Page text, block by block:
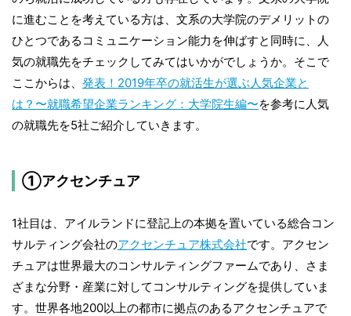
に進むことを考えている方は、文系の大学院のデメリットの
ひとつであるコミュニケーション能力を伸ばすと同時に、人
気の就職先をチェックしてみてはいかがでしょうか。そこで
ここからは、 発表！2019年卒の就活生が選ぶ人気企業と
は？〜就職希望企業ランキング：大学院生編〜を参考に人気
の就職先を5社ご紹介していきます。
①アクセンチュア
1社目は、アイルランドに登記上の本拠を置いている総合コン
サルティング会社のアクセンチュア株式会社です。アクセン
チュアは世界最大のコンサルティングファームであり、さま
ざまな分野・産業に対してコンサルティングを提供していま
す。世界各地200以上の都市に拠点のあるアクセンチュアで